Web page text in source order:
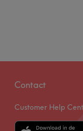
Contact
Customer Help